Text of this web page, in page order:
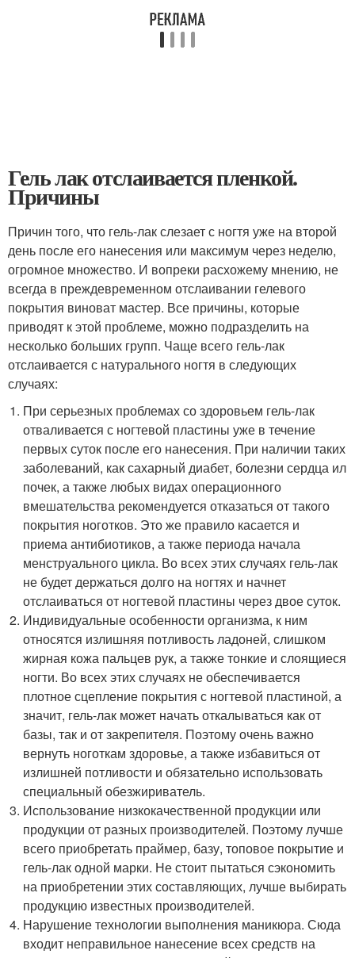
Гель лак отслаивается пленкой.
Причины
Причин того, что гель-лак слезает с ногтя уже на второй
день после его нанесения или максимум через неделю,
огромное множество. И вопреки расхожему мнению, не
всегда в преждевременном отслаивании гелевого
покрытия виноват мастер. Все причины, которые
приводят к этой проблеме, можно подразделить на
несколько больших групп. Чаще всего гель-лак
отслаивается с натурального ногтя в следующих
случаях:
При серьезных проблемах со здоровьем гель-лак
отваливается с ногтевой пластины уже в течение
первых суток после его нанесения. При наличии таких
заболеваний, как сахарный диабет, болезни сердца ил
почек, а также любых видах операционного
вмешательства рекомендуется отказаться от такого
покрытия ноготков. Это же правило касается и
приема антибиотиков, а также периода начала
менструального цикла. Во всех этих случаях гель-лак
не будет держаться долго на ногтях и начнет
отслаиваться от ногтевой пластины через двое суток.
Индивидуальные особенности организма, к ним
относятся излишняя потливость ладоней, слишком
жирная кожа пальцев рук, а также тонкие и слоящиеся
ногти. Во всех этих случаях не обеспечивается
плотное сцепление покрытия с ногтевой пластиной, а
значит, гель-лак может начать откалываться как от
базы, так и от закрепителя. Поэтому очень важно
вернуть ноготкам здоровье, а также избавиться от
излишней потливости и обязательно использовать
специальный обезжириватель.
Использование низкокачественной продукции или
продукции от разных производителей. Поэтому лучше
всего приобретать праймер, базу, топовое покрытие и
гель-лак одной марки. Не стоит пытаться сэкономить
на приобретении этих составляющих, лучше выбирать
продукцию известных производителей.
Нарушение технологии выполнения маникюра. Сюда
входит неправильное нанесение всех средств на